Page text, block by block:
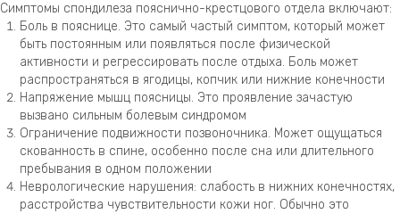
Симптомы спондилеза пояснично-крестцового отдела включают:
Боль в пояснице. Это самый частый симптом, который может
быть постоянным или появляться после физической
активности и регрессировать после отдыха. Боль может
распространяться в ягодицы, копчик или нижние конечности
Напряжение мышц поясницы. Это проявление зачастую
вызвано сильным болевым синдромом
Ограничение подвижности позвоночника. Может ощущаться
скованность в спине, особенно после сна или длительного
пребывания в одном положении
Неврологические нарушения: слабость в нижних конечностях,
расстройства чувствительности кожи ног. Обычно это